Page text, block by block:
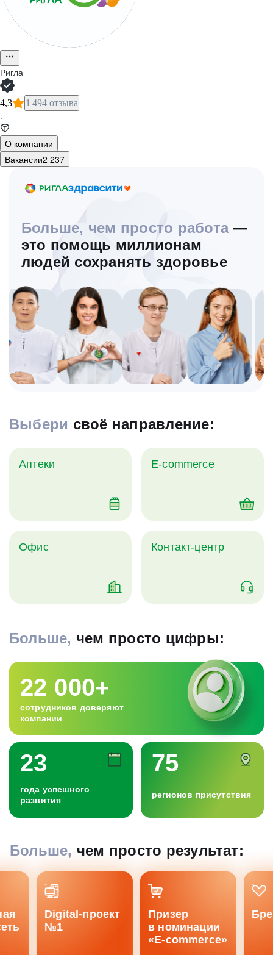
Ригла
4,3 1 494 отзыва
·
О компании
Вакансии2 237
Больше, чем просто работа—
это помощь миллионам
людей сохранять здоровье
Выбери своё направление:
Аптеки E-commerce
Офис Контакт-центр
Больше, чем просто цифры:
22 000+
сотрудников доверяют
компании
23
года успешного
развития
75
регионов присутствия
Больше, чем просто результат:
Digital-проект
№1
Призер
в номинации
«E-commerce»